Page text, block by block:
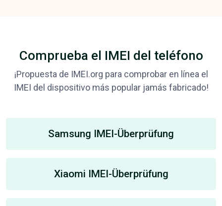
Comprueba el IMEI del teléfono
¡Propuesta de IMEI.org para comprobar en línea el
IMEI del dispositivo más popular jamás fabricado!
Samsung IMEI-Überprüfung
Xiaomi IMEI-Überprüfung